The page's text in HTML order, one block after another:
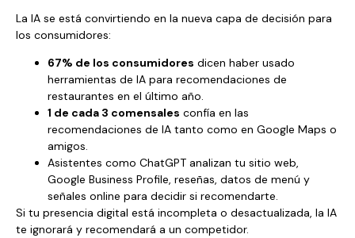
La IA se está convirtiendo en la nueva capa de decisión para
los consumidores:
67% de los consumidores dicen haber usado
herramientas de IA para recomendaciones de
restaurantes en el último año.
1 de cada 3 comensales confía en las
recomendaciones de IA tanto como en Google Maps o
amigos.
Asistentes como ChatGPT analizan tu sitio web,
Google Business Profile, reseñas, datos de menú y
señales online para decidir si recomendarte.
Si tu presencia digital está incompleta o desactualizada, la IA
te ignorará y recomendará a un competidor.